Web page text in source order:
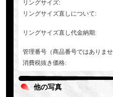
リングサイズ:
リングサイズ直しについて:
リングサイズ直し代金納期:
管理番号（商品番号ではありま
消費税抜き価格:
他の写真